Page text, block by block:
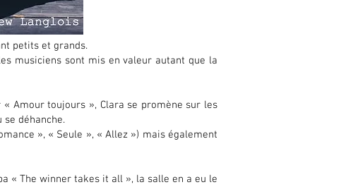
petits et grands.
musiciens sont mis en valeur autant que la
Amour toujours », Clara se promène sur les
déhanche.
», « Seule », « Allez ») mais également
« The winner takes it all », la salle en a eu le